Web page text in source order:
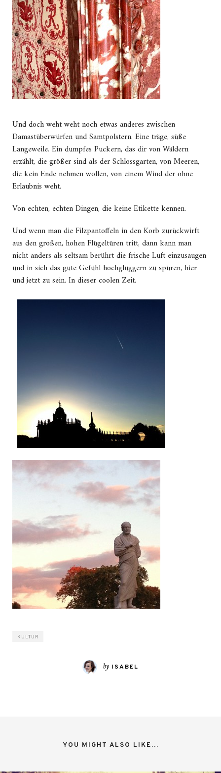
Und doch weht weht noch etwas anderes zwischen
Damastüberwürfen und Samtpolstern. Eine träge, süße
Langeweile. Ein dumpfes Puckern, das dir von Wäldern
erzählt, die größer sind als der Schlossgarten, von Meeren,
die kein Ende nehmen wollen, von einem Wind der ohne
Erlaubnis weht.
Von echten, echten Dingen, die keine Etikette kennen.
Und wenn man die Filzpantoffeln in den Korb zurückwirft
aus den großen, hohen Flügeltüren tritt, dann kann man
nicht anders als seltsam berührt die frische Luft einzusaugen
und in sich das gute Gefühl hochgluggern zu spüren, hier
und jetzt zu sein. In dieser coolen Zeit.
KULTUR
by ISABEL
YOU MIGHT ALSO LIKE...